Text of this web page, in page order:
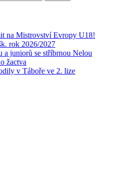
na Mistrovství Evropy U18!
rok 2026/2027
a juniorů se stříbrnou Nelou
žactva
v Táboře ve 2. lize